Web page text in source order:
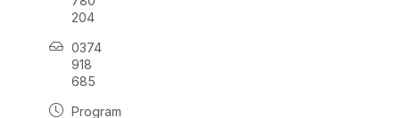
204
0374
918
685
Program